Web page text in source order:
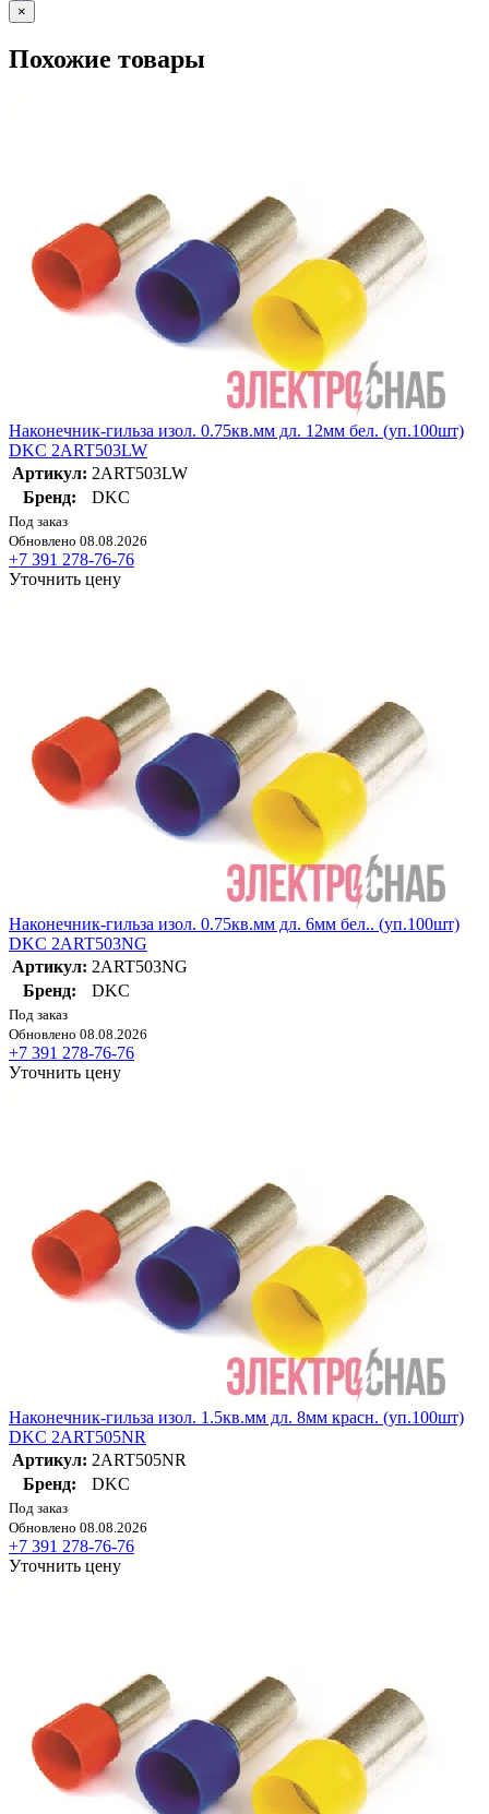
×
Похожие товары
Наконечник-гильза изол. 0.75кв.мм дл. 12мм бел. (уп.100шт)
DKC 2ART503LW
Артикул: 2ART503LW
Бренд:
DKC
Под заказ
Обновлено 08.08.2026
+7 391 278-76-76
Уточнить цену
Наконечник-гильза изол. 0.75кв.мм дл. 6мм бел.. (уп.100шт)
DKC 2ART503NG
Артикул: 2ART503NG
Бренд:
DKC
Под заказ
Обновлено 08.08.2026
+7 391 278-76-76
Уточнить цену
Наконечник-гильза изол. 1.5кв.мм дл. 8мм красн. (уп.100шт)
DKC 2ART505NR
Артикул: 2ART505NR
Бренд:
DKC
Под заказ
Обновлено 08.08.2026
+7 391 278-76-76
Уточнить цену